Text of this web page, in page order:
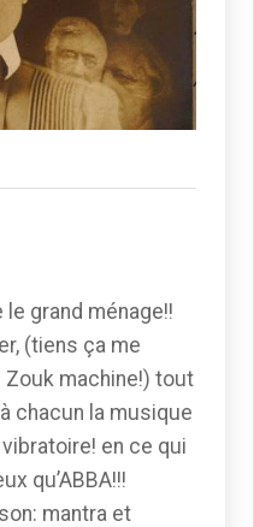
grand ménage!!
(tiens ça me
Zouk machine!) tout
chacun la musique
en ce qui
qu’ABBA!!!
mantra et